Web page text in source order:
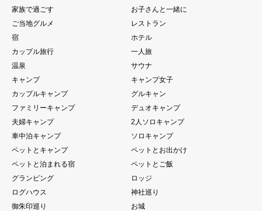
家族で過ごす
お子さんと一緒に
ご当地グルメ
レストラン
宿
ホテル
カップル旅行
一人旅
温泉
サウナ
キャンプ
キャンプ女子
カップルキャンプ
グルキャン
ファミリーキャンプ
デュオキャンプ
夫婦キャンプ
2人ソロキャンプ
車中泊キャンプ
ソロキャンプ
ペットとキャンプ
ペットとお出かけ
ペットと泊まれる宿
ペットとご飯
グランピング
ロッジ
ログハウス
神社巡り
御朱印巡り
お城